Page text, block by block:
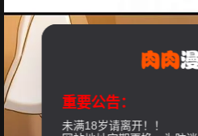
重要公告：
未满18岁请离开！！